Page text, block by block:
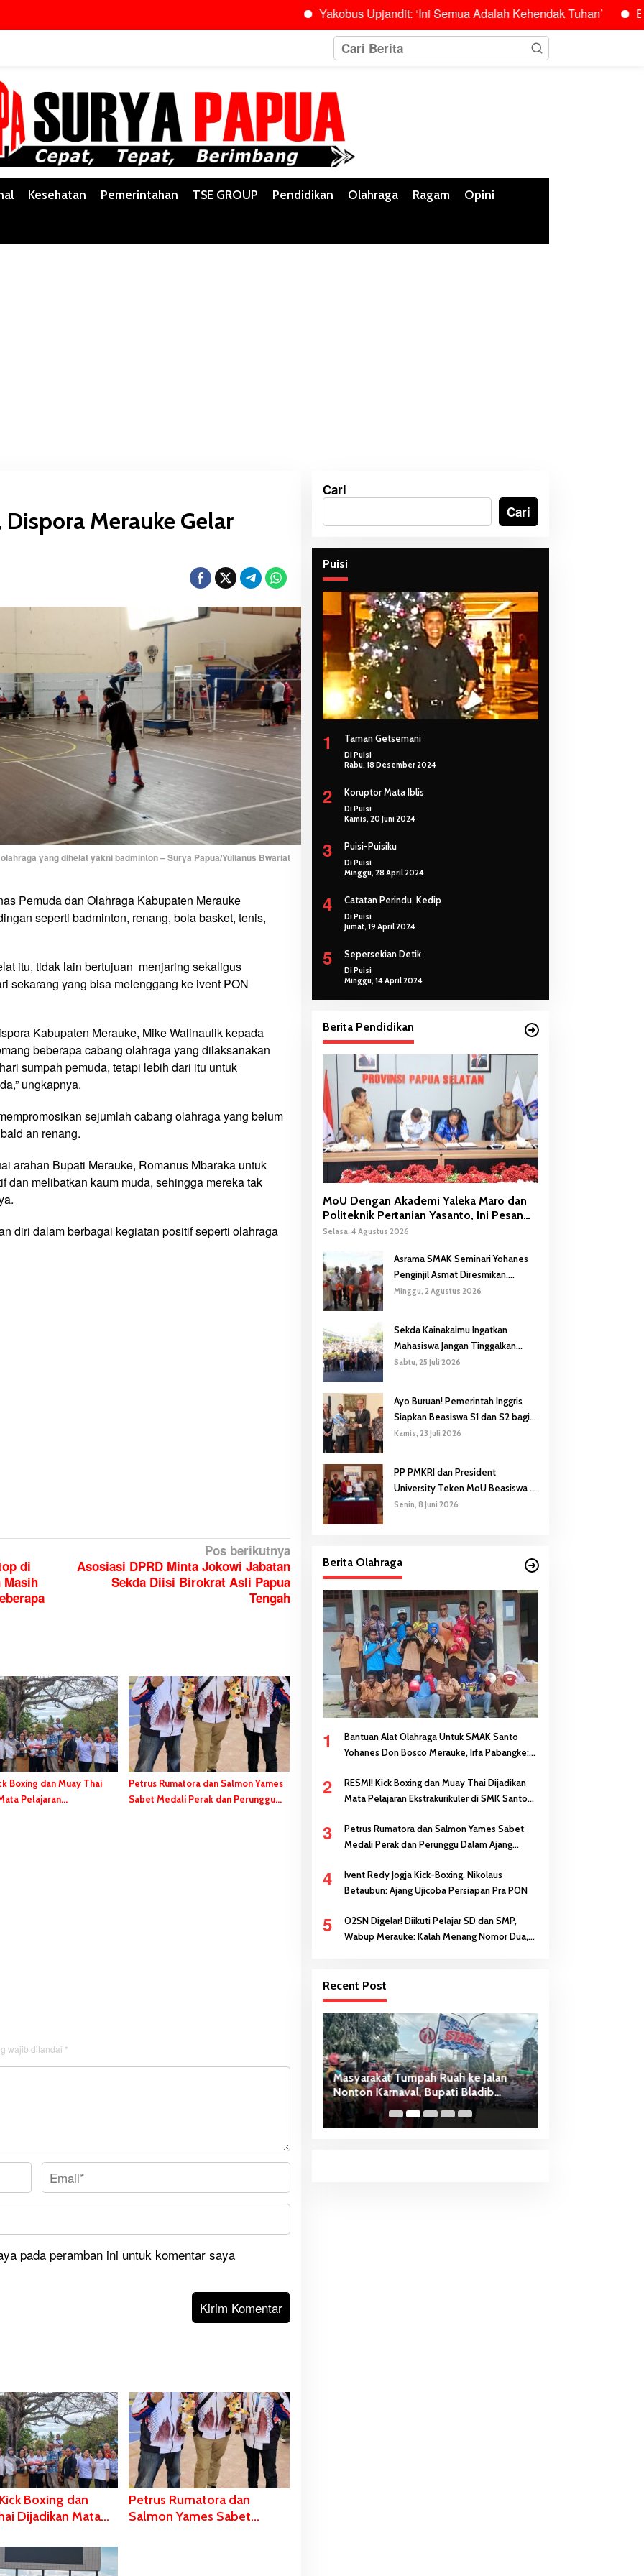
Yakobus Upjandit: ‘Ini Semua Adalah Kehendak Tuhan’
Kesehatan Pemerintahan TSE GROUP Pendidikan Olahraga Ragam Opini
Merauke Gelar
yang dihelat yakni badminton – Surya Papua/Yulianus Bwariat
Pemuda dan Olahraga Kabupaten Merauke
seperti badminton, renang, bola basket, tenis,
itu, tidak lain bertujuan menjaring sekaligus
sekarang yang bisa melenggang ke ivent PON
Kabupaten Merauke, Mike Walinaulik kepada
beberapa cabang olahraga yang dilaksanakan
sumpah pemuda, tetapi lebih dari itu untuk
ungkapnya.
sejumlah cabang olahraga yang belum
an renang.
arahan Bupati Merauke, Romanus Mbaraka untuk
dan melibatkan kaum muda, sehingga mereka tak
diri dalam berbagai kegiatan positif seperti olahraga
di
Pos berikutnya
Asosiasi DPRD Minta Jokowi Jabatan
Sekda Diisi Birokrat Asli Papua
Tengah
dan Muay Thai
Pelajaran
Petrus Rumatora dan Salmon Yames
Sabet Medali Perak dan Perunggu
wajib ditandai *
pada peramban ini untuk komentar saya
Boxing dan
Dijadikan Mata
Antonius
Petrus Rumatora dan
Salmon Yames Sabet
Cari
Cari
Puisi
1 Taman Getsemani
Di Puisi
Rabu, 18 Desember 2024
2 Koruptor Mata Iblis
Di Puisi
Kamis, 20 Juni 2024
3 Puisi-Puisiku
Di Puisi
Minggu, 28 April 2024
4 Catatan Perindu, Kedip
Di Puisi
Jumat, 19 April 2024
5 Sepersekian Detik
Di Puisi
Minggu, 14 April 2024
Berita Pendidikan
MoU Dengan Akademi Yaleka Maro dan
Politeknik Pertanian Yasanto, Ini Pesan
Gubernur Safanpo
Selasa, 4 Agustus 2026
Asrama SMAK Seminari Yohanes
Penginjil Asmat Diresmikan,
Gubernur Safanpo: Pentingnya
Minggu, 2 Agustus 2026
Sekda Kainakaimu Ingatkan
Mahasiswa Jangan Tinggalkan
‘Noda-Madu’ di Lokasi KKN
Sabtu, 25 Juli 2026
Ayo Buruan! Pemerintah Inggris
Siapkan Beasiswa S1 dan S2 bagi
Putra/Putri Papua Selatan
Kamis, 23 Juli 2026
PP PMKRI dan President
University Teken MoU Beasiswa S1
hingga S3
Senin, 8 Juni 2026
Berita Olahraga
1
Bantuan Alat Olahraga Untuk SMAK Santo
Yohanes Don Bosco Merauke, Irfa Pabangke:
2
RESMI! Kick Boxing dan Muay Thai Dijadikan
Mata Pelajaran Ekstrakurikuler di SMK Santo
3
Petrus Rumatora dan Salmon Yames Sabet
Medali Perak dan Perunggu Dalam Ajang
4
Ivent Redy Jogja Kick-Boxing, Nikolaus
Betaubun: Ajang Ujicoba Persiapan Pra PON
5
O2SN Digelar! Diikuti Pelajar SD dan SMP,
Wabup Merauke: Kalah Menang Nomor Dua,
Recent Post
Masyarakat Tumpah Ruah ke Jalan
Nonton Karnaval, Bupati Bladib
Gebze: Jangan Lupakan Identitas